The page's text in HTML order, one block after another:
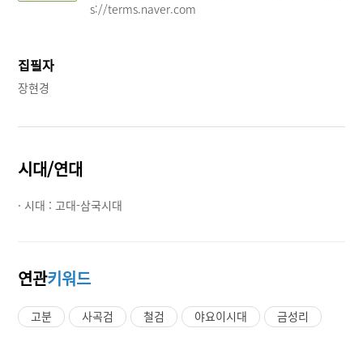
s://terms.naver.com
집필자
장현경
시대/연대
· 시대 :고대-삼국시대
연관키워드
고분 사곡검 철검 야요이시대 금성리